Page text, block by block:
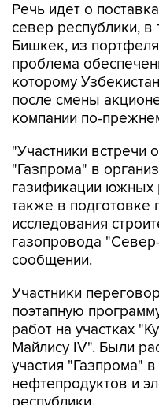
Речь идет о
север республики, в
Бишкек, из
проблема
которому
после смены
компании по-
"Участники встречи
"Газпрома" в
газификации южных
также в подготовке
исследования
газопровода
сообщении.
Участники
поэтапную
работ на участках
Майлису IV". Были
участия "Газпрома"
нефтепродуктов и